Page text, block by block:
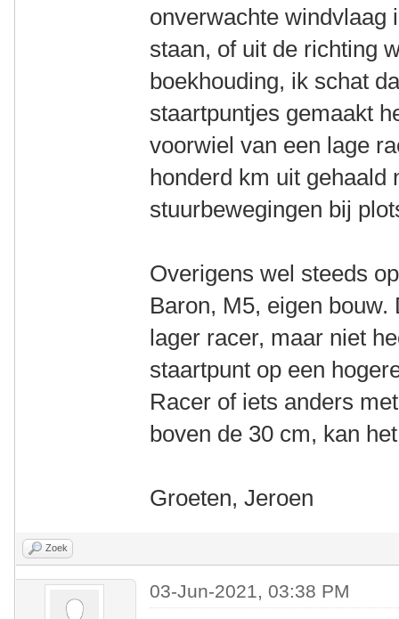
onverwachte windvlaag
staan, of uit de richting
boekhouding, ik schat
staartpuntjes gemaakt
voorwiel van een lage
honderd km uit gehaald
stuurbewegingen bij
Overigens wel steeds
Baron, M5, eigen
lager racer, maar niet
staartpunt op een
Racer of iets anders
boven de 30 cm, kan
Groeten, Jeroen
Zoek
03-Jun-2021, 03:38 PM